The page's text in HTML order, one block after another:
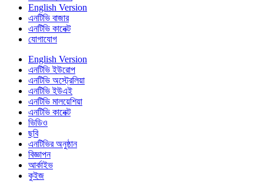
English Version
এনটিভি বাজার
এনটিভি কানেক্ট
যোগাযোগ
English Version
এনটিভি ইউরোপ
এনটিভি অস্ট্রেলিয়া
এনটিভি ইউএই
এনটিভি মালয়েশিয়া
এনটিভি কানেক্ট
ভিডিও
ছবি
এনটিভির অনুষ্ঠান
বিজ্ঞাপন
আর্কাইভ
কুইজ